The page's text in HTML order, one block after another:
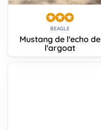
BEAGLE
Mustang de l'echo de
l'argoat